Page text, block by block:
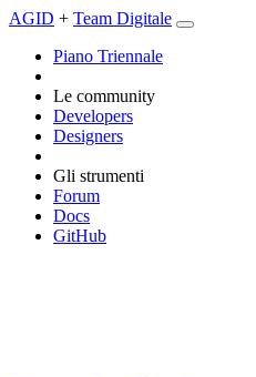
AGID + Team Digitale
Piano Triennale
Le community
Developers
Designers
Gli strumenti
Forum
Docs
GitHub